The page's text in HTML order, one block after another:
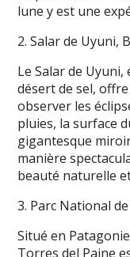
lune y est une
2. Salar de Uyuni,
Le Salar de
désert de sel,
observer les
pluies, la surface
gigantesque
manière
beauté naturelle
3. Parc National
Situé en
Torres del Paine